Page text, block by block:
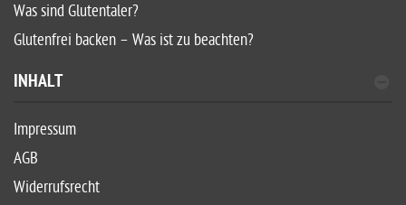
Was sind Glutentaler?
Glutenfrei backen – Was ist zu beachten?
INHALT
Impressum
AGB
Widerrufsrecht